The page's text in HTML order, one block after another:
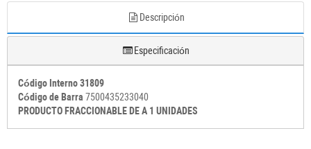
Descripción
Especificación
Código Interno 31809
Código de Barra 7500435233040
PRODUCTO FRACCIONABLE DE A 1 UNIDADES